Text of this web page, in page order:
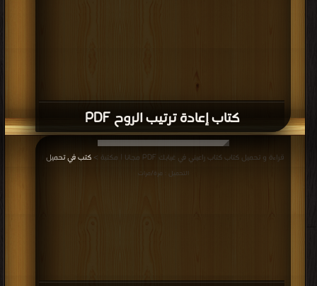
كتاب إعادة ترتيب الروح PDF
قراءة و تحميل كتاب كتاب راعيني في غيابك PDF مجانا | مكتبة > كتب في تحميل
التحميل : مرة/مرات